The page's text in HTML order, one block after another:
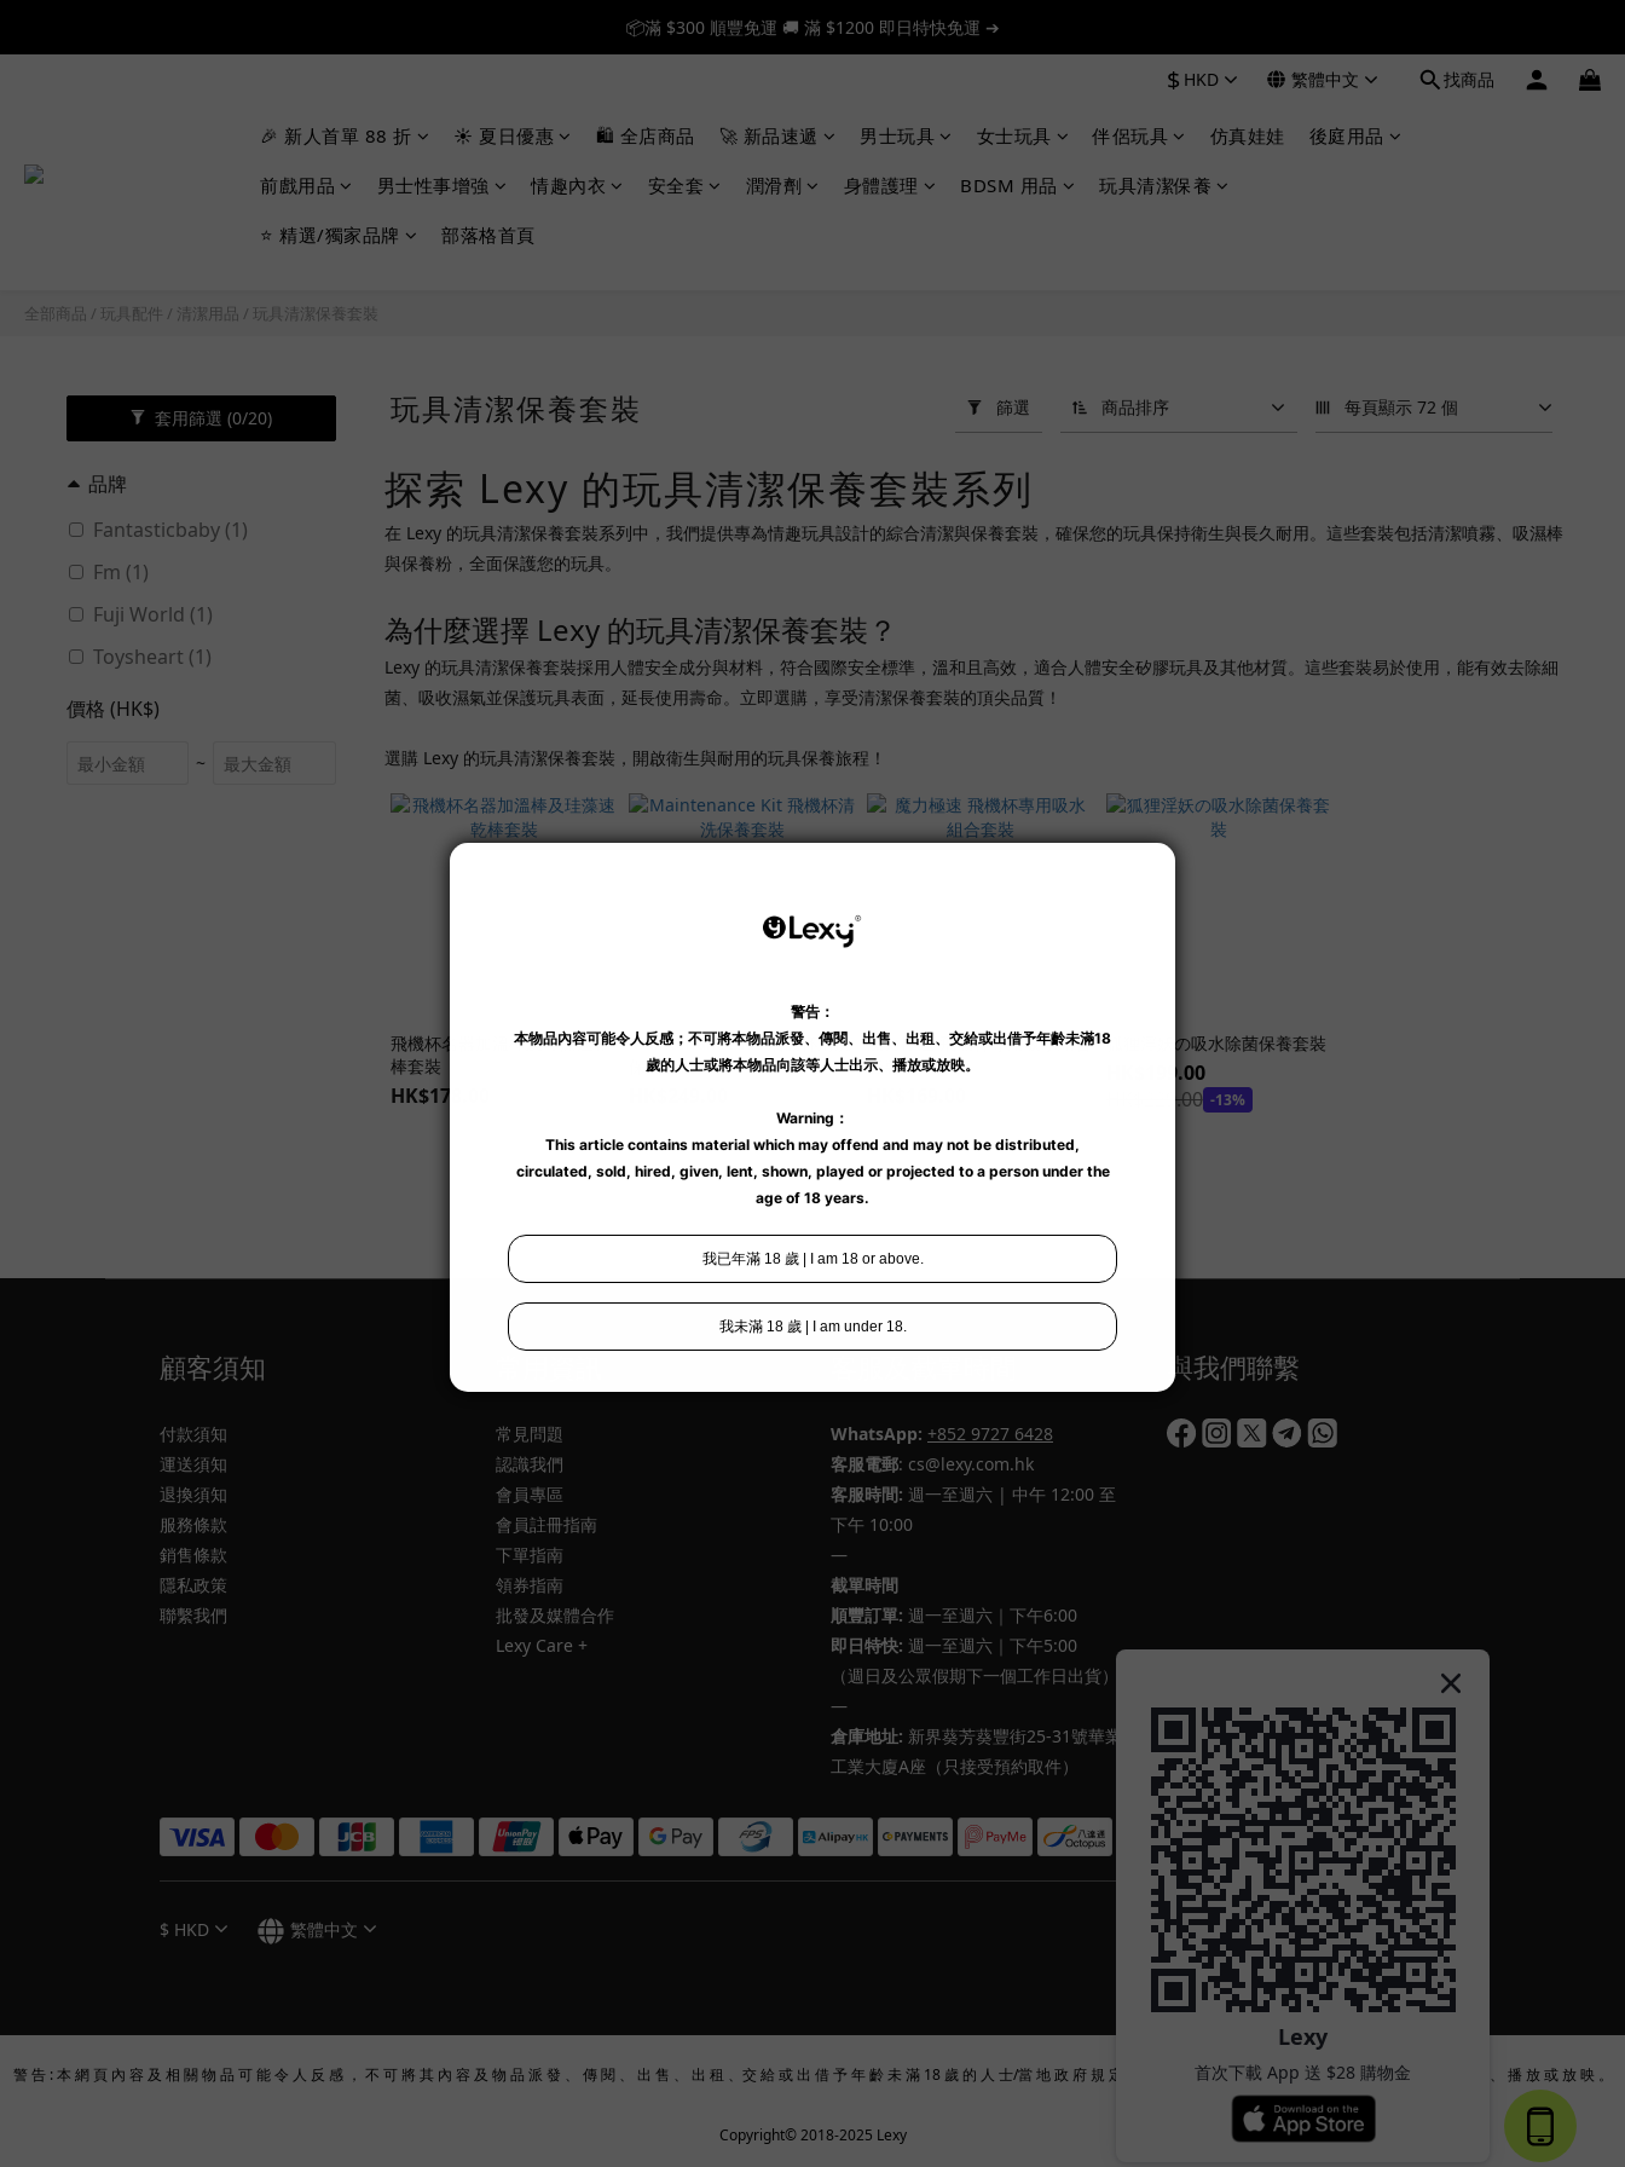
📦滿 $300 順豐免運 🚚 滿 $1200 即日特快免運 ➔
📦滿 $300 順豐免運 🚚 滿 $1200 即日特快免運 ➔
📦滿 $300 順豐免運 🚚 滿 $1200 即日特快免運 ➔
$ HKD 繁體中文 找商品
🎉 新人首單 88 折 ☀️ 夏日優惠 🛍️ 全店商品 🚀 新品速遞 男士玩具 女士玩具 伴侶玩具 仿真娃娃 後庭用品
前戲用品 男士性事增強 情趣內衣 安全套 潤滑劑 身體護理 BDSM 用品 玩具清潔保養
⭐ 精選/獨家品牌 部落格首頁
全部商品 / 玩具配件 / 清潔用品 / 玩具清潔保養套裝
套用篩選 (0/20)
品牌
Fantasticbaby (1)
Fm (1)
Fuji World (1)
Toysheart (1)
價格 (HK$)
~
玩具清潔保養套裝 篩選 商品排序 每頁顯示 72 個
探索 Lexy 的玩具清潔保養套裝系列
在 Lexy 的玩具清潔保養套裝系列中，我們提供專為情趣玩具設計的綜合清潔與保養套裝，確保您的玩具保持衛生與長久耐用。這些套裝包括清潔噴霧、吸濕棒
與保養粉，全面保護您的玩具。
為什麼選擇 Lexy 的玩具清潔保養套裝？
Lexy 的玩具清潔保養套裝採用人體安全成分與材料，符合國際安全標準，溫和且高效，適合人體安全矽膠玩具及其他材質。這些套裝易於使用，能有效去除細
菌、吸收濕氣並保護玩具表面，延長使用壽命。立即選購，享受清潔保養套裝的頂尖品質！
選購 Lexy 的玩具清潔保養套裝，開啟衛生與耐用的玩具保養旅程！
飛機杯名器加溫棒及珪藻速乾
棒套裝
HK$178.00
Maintenance Kit 飛機杯清洗
保養套裝
魔力極速 飛機杯專用吸水組合
套裝
狐狸淫妖の吸水除菌保養套裝
HK$199.00
HK$229.00 -13%
顧客須知
付款須知
運送須知
退換須知
服務條款
銷售條款
隱私政策
聯繫我們
常見問題
認識我們
會員專區
會員註冊指南
下單指南
領券指南
批發及媒體合作
Lexy Care +
WhatsApp: +852 9727 6428
客服電郵: cs@lexy.com.hk
客服時間: 週一至週六 | 中午 12:00 至
下午 10:00
—
截單時間
順豐訂單: 週一至週六｜下午6:00
即日特快: 週一至週六｜下午5:00
（週日及公眾假期下一個工作日出貨）
—
倉庫地址: 新界葵芳葵豐街25-31號華業
工業大廈A座（只接受預約取件）
與我們聯繫
$ HKD 繁體中文
警 告 : 本 網 頁 內 容 及 相 關 物 品 可 能 令 人 反 感 ， 不 可 將 其 內 容 及 物 品 派 發 、 傳 閱 、 出 售 、 出 租 、交 給 或 出 借 予 年 齡 未 滿 18 歲 的 人 士/當 地 政 府 規 定 的 合 法 年 齡 或 將 其 內 容 及 物 品 向 該 等 人 士 出 示 、 播 放 或 放 映 。
Copyright© 2018-2025 Lexy
Lexy
首次下載 App 送 $28 購物金